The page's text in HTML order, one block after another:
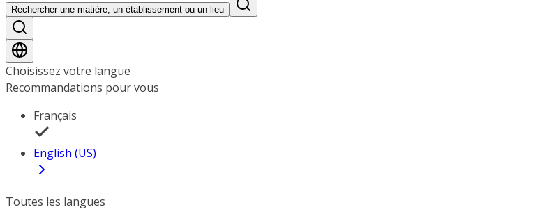
Rechercher une matière, un établissement ou un lieu
Choisissez votre langue
Recommandations pour vous
Français
English (US)
Toutes les langues